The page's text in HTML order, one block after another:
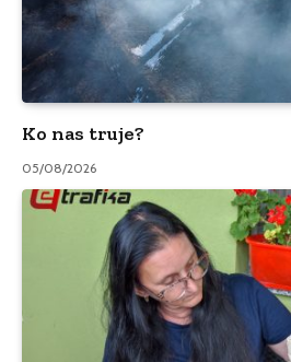
Ko nas truje?
05/08/2026